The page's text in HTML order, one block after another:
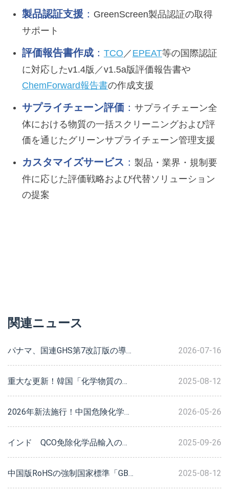
製品認証支援 ： GreenScreen製品認証の取得
サポート
評価報告書作成 ： TCO ／ EPEAT等の国際認証
に対応したv1.4版／v1.5a版評価報告書や
ChemForward報告書の作成支援
サプライチェーン評価 ： サプライチェーン全
体における物質の一括スクリーニングおよび評
価を通じたグリーンサプライチェーン管理支援
カスタマイズサービス ： 製品・業界・規制要
件に応じた評価戦略および代替ソリューション
の提案
関連ニュース
パナマ、国連GHS第7改訂版の導入を提案：化学品ラベル・SDSの変化 2026-07-16
重大な更新！韓国「化学物質の分類、表示及びMSDSに関する基準」が発効、企業のコンプライアンス対応ガイド 2025-08-12
2026年新法施行！中国危険化学品登記の主要審査ポイントと企業コンプライアンス対応ガイド 2026-05-26
インド QCO免除化学品輸入の輸出義務期間を6か月から18か月に延長 2025-09-26
中国版RoHSの強制国家標準「GB 26572-2025」が正式に公布、2027年に施行 2025-08-12